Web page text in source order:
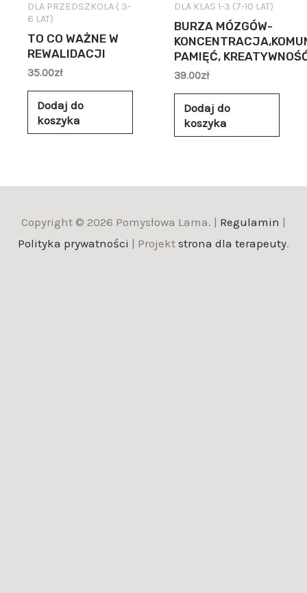
DLA PRZEDSZKOLA ( 3-
6 LAT)
TO CO WAŻNE W
REWALIDACJI
35.00zł
Dodaj do
koszyka
DLA KLAS 1-3 (7-10 LAT)
BURZA MÓZGÓW-
PAMIĘĆ,
39.00zł
Dodaj do
koszyka
Copyright © 2026 Pomysłowa Lama. | Regulamin |
Polityka prywatności | Projekt strona dla terapeuty.